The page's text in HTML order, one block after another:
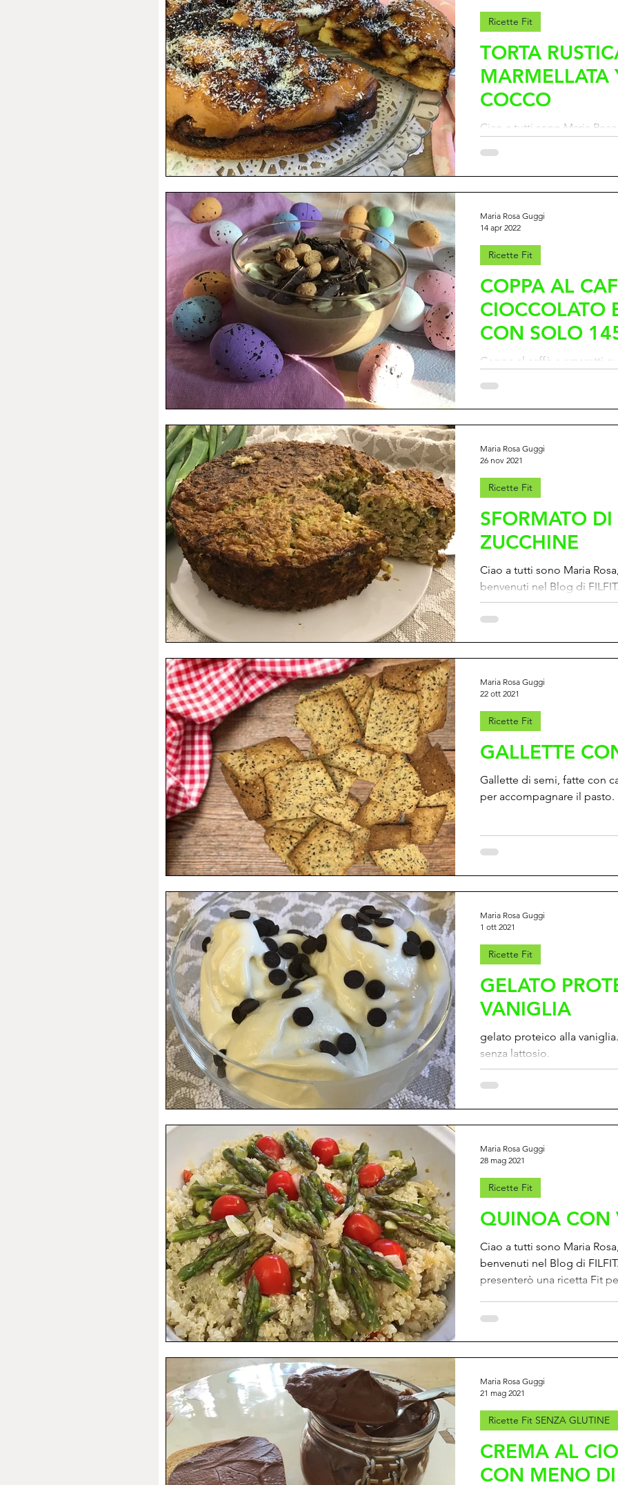
TORTA
MARMELLATA
COCCO
Ciao a tutti sono Maria
presenterò una ricetta Fit
Ricette Fit
COPPA AL
CIOCCOLATO
CON SOLO
per 100gr
Coppa al caffè e amaretti
Ricette Fit
Maria Rosa Guggi
14 apr 2022
SFORMATO DI
ZUCCHINE
Ciao a tutti sono Maria
benvenuti nel Blog di
presenterò una ricetta Fit
Ricette Fit
Maria Rosa Guggi
26 nov 2021
GALLETTE
Gallette di semi, fatte con
per accompagnare il pasto.
Ricette Fit
Maria Rosa Guggi
22 ott 2021
GELATO
VANIGLIA
gelato proteico alla
senza lattosio.
Ricette Fit
Maria Rosa Guggi
1 ott 2021
QUINOA CON
Ciao a tutti sono Maria
benvenuti nel Blog di
presenterò una ricetta Fit
Ricette Fit
Maria Rosa Guggi
28 mag 2021
CREMA AL
CON MENO
Ricette Fit SENZA GLUTINE
Maria Rosa Guggi
21 mag 2021